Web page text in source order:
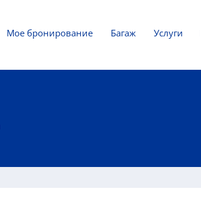
Мое бронирование Багаж Услуги